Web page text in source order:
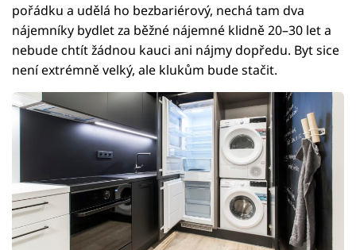
pořádku a udělá ho bezbariérový, nechá tam dva
nájemníky bydlet za běžné nájemné klidně 20–30 let a
nebude chtít žádnou kauci ani nájmy dopředu. Byt sice
není extrémně velký, ale klukům bude stačit.